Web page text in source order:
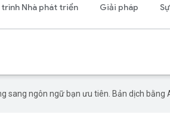
Nhà phát triển Giải pháp
sang ngôn ngữ bạn ưu tiên. Bản dịch bằng